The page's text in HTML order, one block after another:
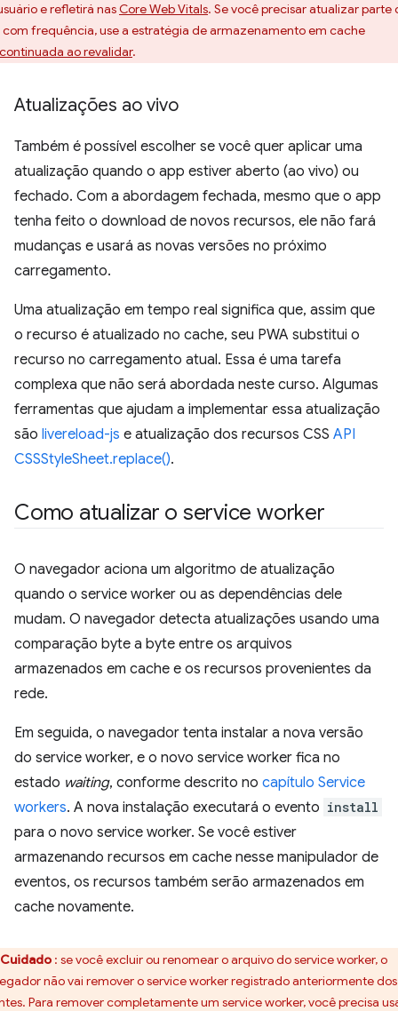
e refletirá nasCore Web Vitals. Se você precisar atualizar parte
com frequência, use a estratégia de armazenamento em cache
ao revalidar.
Atualizações ao vivo
Também é possível escolher se você quer aplicar uma
atualização quando o app estiver aberto (ao vivo) ou
fechado. Com a abordagem fechada, mesmo que o app
tenha feito o download de novos recursos, ele não fará
mudanças e usará as novas versões no próximo
carregamento.
Uma atualização em tempo real significa que, assim que
o recurso é atualizado no cache, seu PWA substitui o
recurso no carregamento atual. Essa é uma tarefa
complexa que não será abordada neste curso. Algumas
ferramentas que ajudam a implementar essa atualização
são livereload-js e atualização dos recursos CSS API
CSSStyleSheet.replace().
Como atualizar o service worker
O navegador aciona um algoritmo de atualização
quando o service worker ou as dependências dele
mudam. O navegador detecta atualizações usando uma
comparação byte a byte entre os arquivos
armazenados em cache e os recursos provenientes da
rede.
Em seguida, o navegador tenta instalar a nova versão
do service worker, e o novo service worker fica no
estado waiting, conforme descrito no capítulo Service
workers. A nova instalação executará o evento install
para o novo service worker. Se você estiver
armazenando recursos em cache nesse manipulador de
eventos, os recursos também serão armazenados em
cache novamente.
Cuidado : se você excluir ou renomear o arquivo do service worker, o
não vai remover o service worker registrado anteriormente dos
Para remover completamente um service worker, você precisa